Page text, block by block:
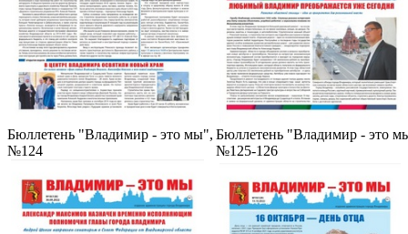
Бюллетень "Владимир - это мы",
№124
Бюллетень "Владимир - это
№125-126